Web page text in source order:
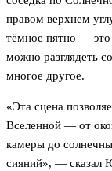
правом верхнем
тёмное пятно —
можно разглядеть
многое другое.
«Эта сцена
Вселенной — от
камеры до
сияний», — сказал